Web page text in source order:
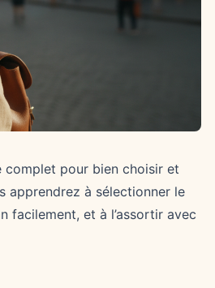
complet pour bien choisir et
apprendrez à sélectionner le
facilement, et à l’assortir avec